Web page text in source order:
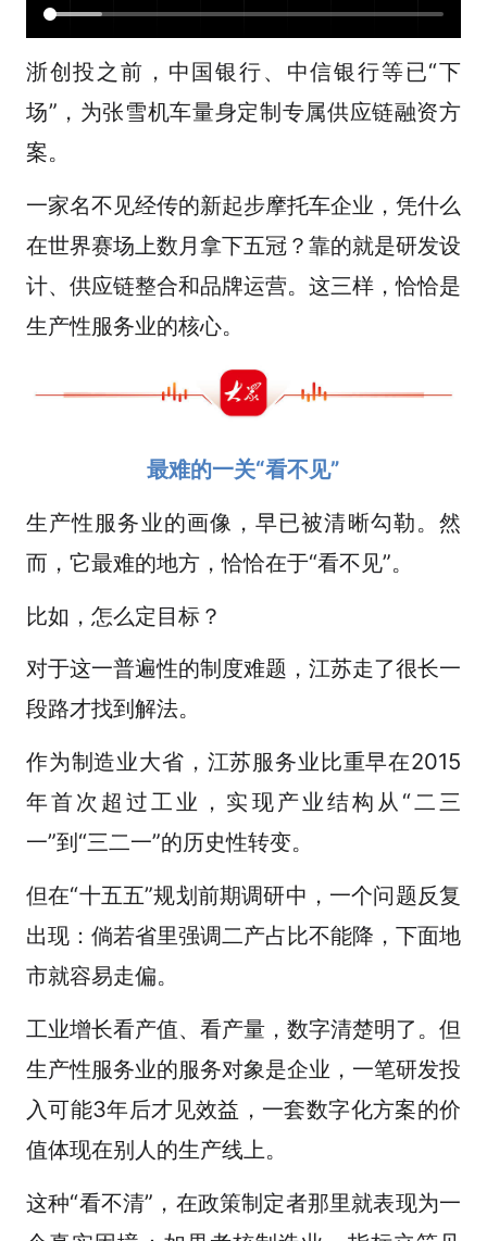
浙创投之前，中国银行、中信银行等已“下
场”，为张雪机车量身定制专属供应链融资方
案。
一家名不见经传的新起步摩托车企业，凭什么
在世界赛场上数月拿下五冠？靠的就是研发设
计、供应链整合和品牌运营。这三样，恰恰是
生产性服务业的核心。
最难的一关“看不见”
生产性服务业的画像，早已被清晰勾勒。然
而，它最难的地方，恰恰在于“看不见”。
比如，怎么定目标？
对于这一普遍性的制度难题，江苏走了很长一
段路才找到解法。
作为制造业大省，江苏服务业比重早在2015
年首次超过工业，实现产业结构从“二三
一”到“三二一”的历史性转变。
但在“十五五”规划前期调研中，一个问题反复
出现：倘若省里强调二产占比不能降，下面地
市就容易走偏。
工业增长看产值、看产量，数字清楚明了。但
生产性服务业的服务对象是企业，一笔研发投
入可能3年后才见效益，一套数字化方案的价
值体现在别人的生产线上。
这种“看不清”，在政策制定者那里就表现为一